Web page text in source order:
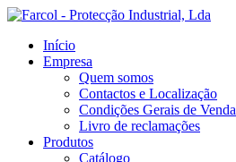
Início
Empresa
Quem somos
Contactos e Localização
Condições Gerais de Venda
Livro de reclamações
Produtos
Catálogo